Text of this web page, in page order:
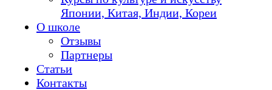
Японии, Китая, Индии, Кореи
О школе
Отзывы
Партнеры
Статьи
Контакты